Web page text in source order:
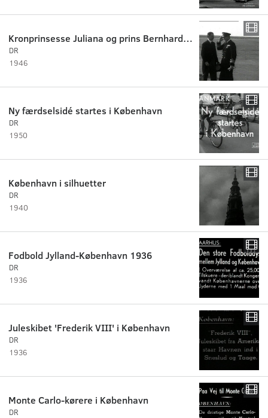
Kronprinsesse Juliana og prins Bernhard i København
DR
1946
Ny færdselsidé startes i København
DR
1950
København i silhuetter
DR
1940
Fodbold Jylland-København 1936
DR
1936
Juleskibet 'Frederik VIII' i København
DR
1936
Monte Carlo-kørere i København
DR